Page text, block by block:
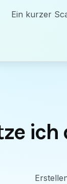
Ein kurzer
ich